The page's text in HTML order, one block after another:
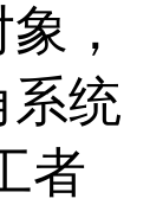
，
系统
者